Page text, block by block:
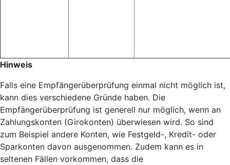
Hinweis
Falls eine Empfängerüberprüfung einmal nicht möglich ist,
kann dies verschiedene Gründe haben. Die
Empfängerüberprüfung ist generell nur möglich, wenn an
Zahlungskonten (Girokonten) überwiesen wird. So sind
zum Beispiel andere Konten, wie Festgeld-, Kredit- oder
Sparkonten davon ausgenommen. Zudem kann es in
seltenen Fällen vorkommen, dass die